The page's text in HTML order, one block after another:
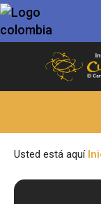
Usted está aquí